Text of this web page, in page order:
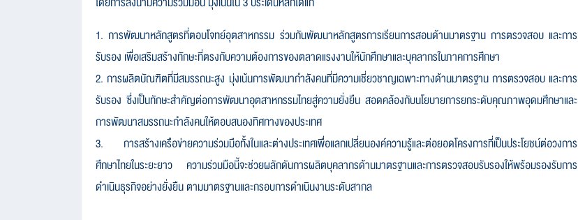
1.การพัฒนาหลักสูตรที่ตอบโจทย์อุตสาหกรรม ร่วมกันพัฒนาหลักสูตรการเรียนการสอนด้านมาตรฐาน การตรวจสอบ และการ
รับรอง เพื่อเสริมสร้างทักษะที่ตรงกับความต้องการของตลาดแรงงานให้นักศึกษาและบุคลากรในภาคการศึกษา
2.การผลิตบัณฑิตที่มีสมรรถนะสูง มุ่งเน้นการพัฒนากำลังคนที่มีความเชี่ยวชาญเฉพาะทางด้านมาตรฐาน การตรวจสอบ และการ
รับรอง ซึ่งเป็นทักษะสำคัญต่อการพัฒนาอุตสาหกรรมไทยสู่ความยั่งยืน สอดคล้องกับนโยบายการยกระดับคุณภาพอุดมศึกษาและ
การพัฒนาสมรรถนะกำลังคนให้ตอบสนองทิศทางของประเทศ
3. การสร้างเครือข่ายความร่วมมือทั้งในและต่างประเทศเพื่อแลกเปลี่ยนองค์ความรู้และต่อยอดโครงการที่เป็นประโยชน์ต่อวงการ
ศึกษาไทยในระยะยาว ความร่วมมือนี้จะช่วยผลักดันการผลิตบุคลากรด้านมาตรฐานและการตรวจสอบรับรองให้พร้อมรองรับการ
ดำเนินธุรกิจอย่างยั่งยืน ตามมาตรฐานและกรอบการดำเนินงานระดับสากล